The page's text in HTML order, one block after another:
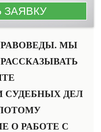
МЫ
ДЕЛ
О РАБОТЕ С